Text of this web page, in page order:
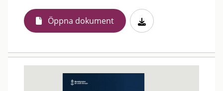
Öppna dokument